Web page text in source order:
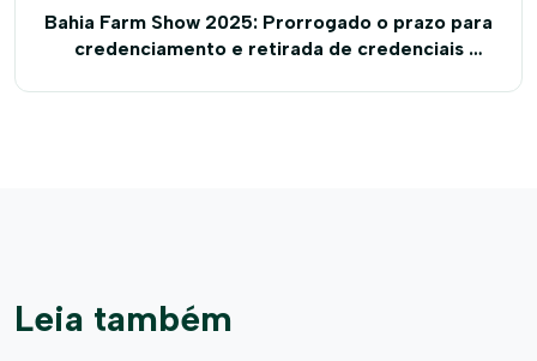
Bahia Farm Show 2025: Prorrogado o prazo para
credenciamento e retirada de credenciais de
Leia também